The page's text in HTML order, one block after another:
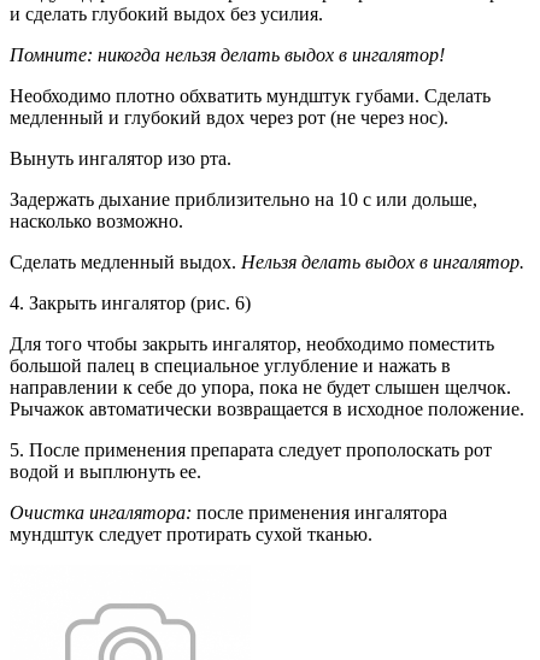
и сделать глубокий выдох без усилия.
Помните: никогда нельзя делать выдох в ингалятор!
Необходимо плотно обхватить мундштук губами. Сделать
медленный и глубокий вдох через рот (не через нос).
Вынуть ингалятор изо рта.
Задержать дыхание приблизительно на 10 с или дольше,
насколько возможно.
Сделать медленный выдох. Нельзя делать выдох в ингалятор.
4. Закрыть ингалятор (рис. 6)
Для того чтобы закрыть ингалятор, необходимо поместить
большой палец в специальное углубление и нажать в
направлении к себе до упора, пока не будет слышен щелчок.
Рычажок автоматически возвращается в исходное положение.
5. После применения препарата следует прополоскать рот
водой и выплюнуть ее.
Очистка ингалятора: после применения ингалятора
мундштук следует протирать сухой тканью.